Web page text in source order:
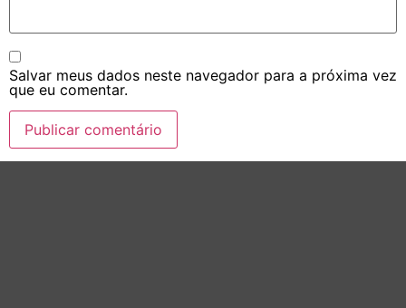
Salvar meus dados neste navegador para a próxima vez
que eu comentar.